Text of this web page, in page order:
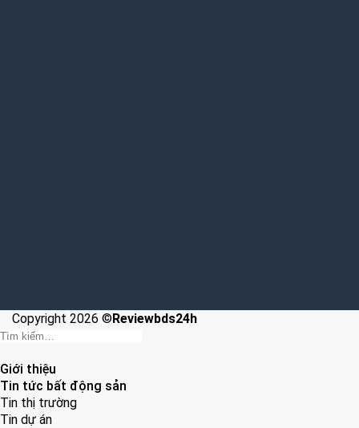
Copyright 2026 ©Reviewbds24h
Giới thiệu
Tin tức bất động sản
Tin thị trường
Tin dự án